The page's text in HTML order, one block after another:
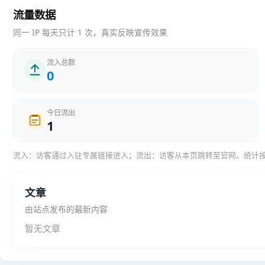
流量数据
同一 IP 每天只计 1 次，真实反映宣传效果
流入总数
0
今日流出
1
流入：访客通过入驻专属链接进入；流出：访客从本页跳转至官网。统计
文章
由站点发布的最新内容
暂无文章